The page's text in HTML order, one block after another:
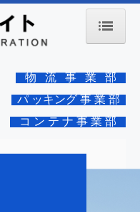
物 流 事 業 部
パ ッキング 事 業 部
コ ン テ ナ 事 業 部